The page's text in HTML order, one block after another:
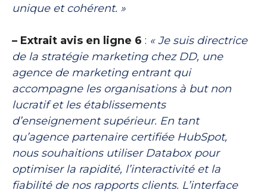
unique et cohérent. »
– Extrait avis en ligne 6 : « Je suis directrice
de la stratégie marketing chez DD, une
agence de marketing entrant qui
accompagne les organisations à but non
lucratif et les établissements
d’enseignement supérieur. En tant
qu’agence partenaire certifiée HubSpot,
nous souhaitions utiliser Databox pour
optimiser la rapidité, l’interactivité et la
fiabilité de nos rapports clients. L’interface